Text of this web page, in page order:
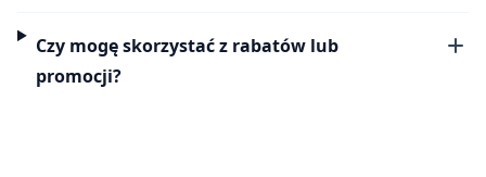
Czy mogę skorzystać z rabatów lub
promocji?